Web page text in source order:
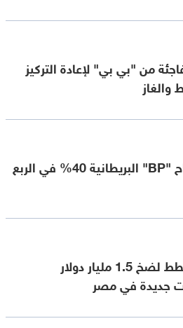
من "بي بي" لإعادة التركيز
والغاز
تراجع أرباح "BP" البريطانية 40% في الربع
"BP" تخطط لضخ 1.5 مليار دولار
جديدة في مصر